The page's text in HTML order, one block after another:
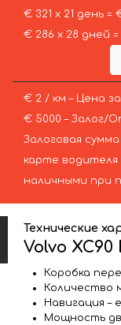
€ 321 х 21 день =
€ 286 х 28 дней
€ 2 / км – Цена
€ 5000 – Залог/
Залоговая
карте
наличными при
Технические
Volvo XC90
Коробка
Количество
Навигация –
Мощность